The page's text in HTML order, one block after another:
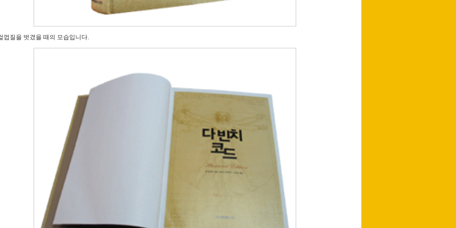
껍질을 벗겼을 때의 모습입니다.